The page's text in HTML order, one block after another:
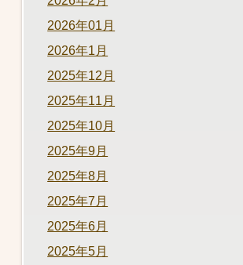
2026年01月
2026年1月
2025年12月
2025年11月
2025年10月
2025年9月
2025年8月
2025年7月
2025年6月
2025年5月